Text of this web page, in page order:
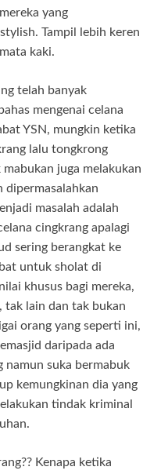
yang
Tampil lebih keren
kaki.
telah banyak
mengenai celana
YSN, mungkin ketika
lalu tongkrong
juga melakukan
dipermasalahkan
masalah adalah
cingkrang apalagi
sering berangkat ke
untuk sholat di
khusus bagi mereka,
tak lain dan tak bukan
orang yang seperti ini,
daripada ada
namun suka bermabuk
kemungkinan dia yang
tindak kriminal
Kenapa ketika